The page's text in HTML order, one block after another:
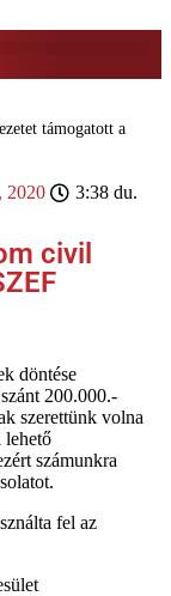
támogatott a
2020 3:38 du.
civil
döntése
200.000.-
szerettünk volna
lehető
számunkra
fel az